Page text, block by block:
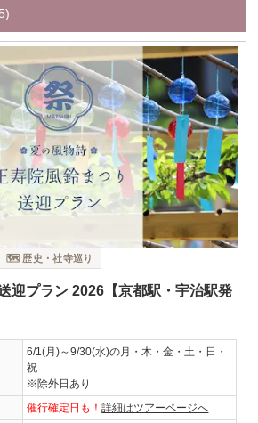
🗺️ 歴史・社寺巡り
迎プラン 2026【京都駅・宇治駅発
6/1(月)～9/30(水)の月・木・金・土・日・
祝
※除外日あり
催行確定日も！詳細はツアーページへ